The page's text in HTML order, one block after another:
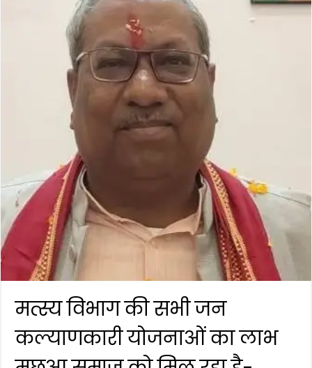
मत्स्य विभाग की सभी जन
कल्याणकारी योजनाओं का लाभ